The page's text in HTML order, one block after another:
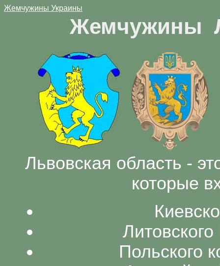
Жемчужины Украины
Жемчужины
Львовская область -
которые
Польского